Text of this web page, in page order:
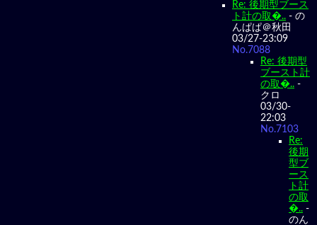
Re: 後期型ブース
ト計の取�.. - の
んぱぱ＠秋田
03/27-23:09
No.7088
Re: 後期型
ブースト計
の取�.. -
クロ
03/30-
22:03
No.7103
Re:
後期
型ブ
ース
ト計
の取
�.. -
のん